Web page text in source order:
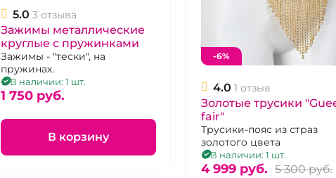
5.0 3 отзыва
Зажимы металлические
круглые с пружинками
Зажимы - "тески", на
пружинах.
В наличии: 1 шт.
1 750 pуб.
В корзину
-6%
4.0 1 отзыв
Золотые трусики
fair"
Трусики-пояс из страз
золотого цвета
В наличии: 1 шт.
4 999 pуб. 5 300 pуб.